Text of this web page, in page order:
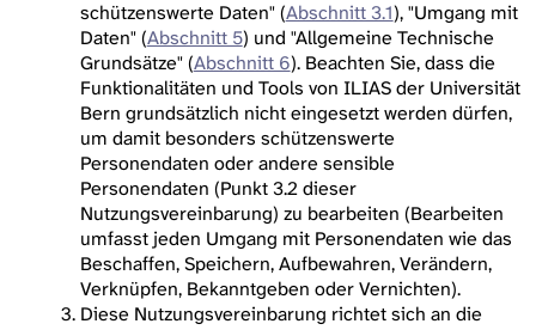
schützenswerte Daten" (Abschnitt 3.1), "Umgang mit
Daten" (Abschnitt 5) und "Allgemeine Technische
Grundsätze" (Abschnitt 6). Beachten Sie, dass die
Funktionalitäten und Tools von ILIAS der Universität
Bern grundsätzlich nicht eingesetzt werden dürfen,
um damit besonders schützenswerte
Personendaten oder andere sensible
Personendaten (Punkt 3.2 dieser
Nutzungsvereinbarung) zu bearbeiten (Bearbeiten
umfasst jeden Umgang mit Personendaten wie das
Beschaffen, Speichern, Aufbewahren, Verändern,
Verknüpfen, Bekanntgeben oder Vernichten).
Diese Nutzungsvereinbarung richtet sich an die